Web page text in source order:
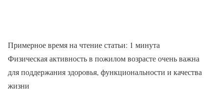
Примерное время на чтение статьи: 1 минута
Физическая активность в пожилом возрасте очень важна
для поддержания здоровья, функциональности и качества
жизни